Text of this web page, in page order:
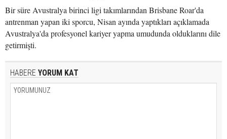
Bir süre Avustralya birinci ligi takımlarından Brisbane Roar'da
antrenman yapan iki sporcu, Nisan ayında yaptıkları açıklamada
Avustralya'da profesyonel kariyer yapma umudunda olduklarını dile
getirmişti.
HABERE YORUM KAT